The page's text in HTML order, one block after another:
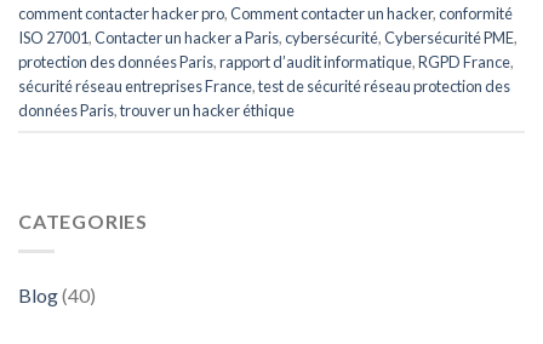
comment contacter hacker pro,Comment contacter un hacker,conformité
ISO 27001,Contacter un hacker a Paris,cybersécurité,Cybersécurité PME,
protection des données Paris,rapport d’audit informatique,RGPD France,
sécurité réseau entreprises France,test de sécurité réseau protection des
données Paris,trouver un hacker éthique
CATEGORIES
Blog(40)